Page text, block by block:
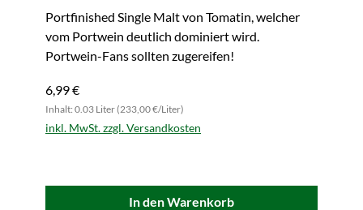
Portfinished Single Malt von Tomatin, welcher
vom Portwein deutlich dominiert wird.
Portwein-Fans sollten zugereifen!
6,99 €
Inhalt: 0.03 Liter (233,00 €/Liter)
inkl. MwSt. zzgl. Versandkosten
In den Warenkorb